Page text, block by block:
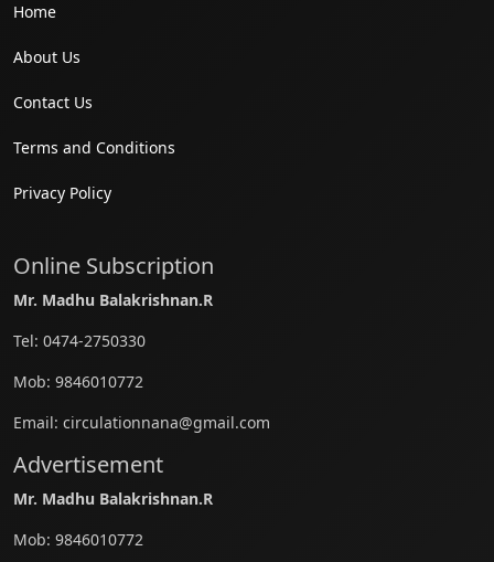
Home
About Us
Contact Us
Terms and Conditions
Privacy Policy
Online Subscription
Mr. Madhu Balakrishnan.R
Tel: 0474-2750330
Mob: 9846010772
Email: circulationnana@gmail.com
Advertisement
Mr. Madhu Balakrishnan.R
Mob: 9846010772